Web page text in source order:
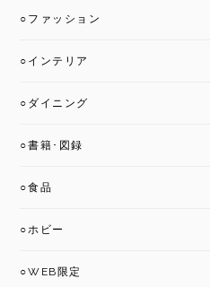
○ファッション
○インテリア
○ダイニング
○書籍･図録
○食品
○ホビー
○WEB限定